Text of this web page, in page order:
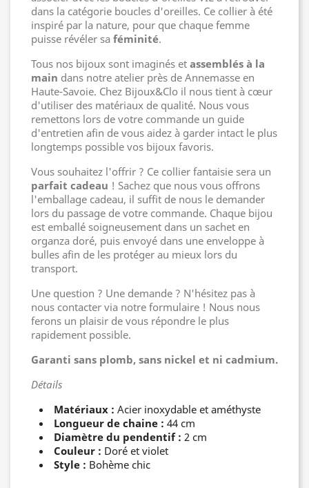
dans la catégorie boucles d'oreilles. Ce collier à été
inspiré par la nature, pour que chaque femme
puisse révéler sa féminité.
Tous nos bijoux sont imaginés et assemblés à la
main dans notre atelier près de Annemasse en
Haute-Savoie. Chez Bijoux&Clo il nous tient à cœur
d'utiliser des matériaux de qualité. Nous vous
remettons lors de votre commande un guide
d'entretien afin de vous aidez à garder intact le plus
longtemps possible vos bijoux favoris.
Vous souhaitez l'offrir ? Ce collier fantaisie sera un
parfait cadeau ! Sachez que nous vous offrons
l'emballage cadeau, il suffit de nous le demander
lors du passage de votre commande. Chaque bijou
est emballé soigneusement dans un sachet en
organza doré, puis envoyé dans une enveloppe à
bulles afin de les protéger au mieux lors du
transport.
Une question ? Une demande ? N'hésitez pas à
nous contacter via notre formulaire ! Nous nous
ferons un plaisir de vous répondre le plus
rapidement possible.
Garanti sans plomb, sans nickel et ni cadmium.
Détails
Matériaux : Acier inoxydable et améthyste
Longueur de chaine : 44 cm
Diamètre du pendentif : 2 cm
Couleur : Doré et violet
Style : Bohème chic